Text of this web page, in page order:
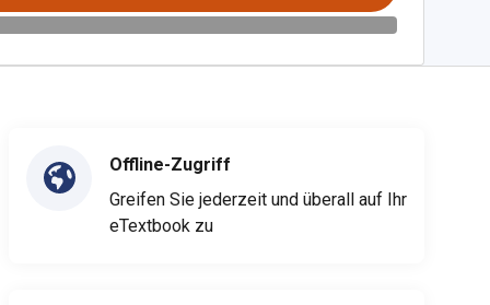
Offline-Zugriff
Greifen Sie jederzeit und überall auf Ihr
eTextbook zu